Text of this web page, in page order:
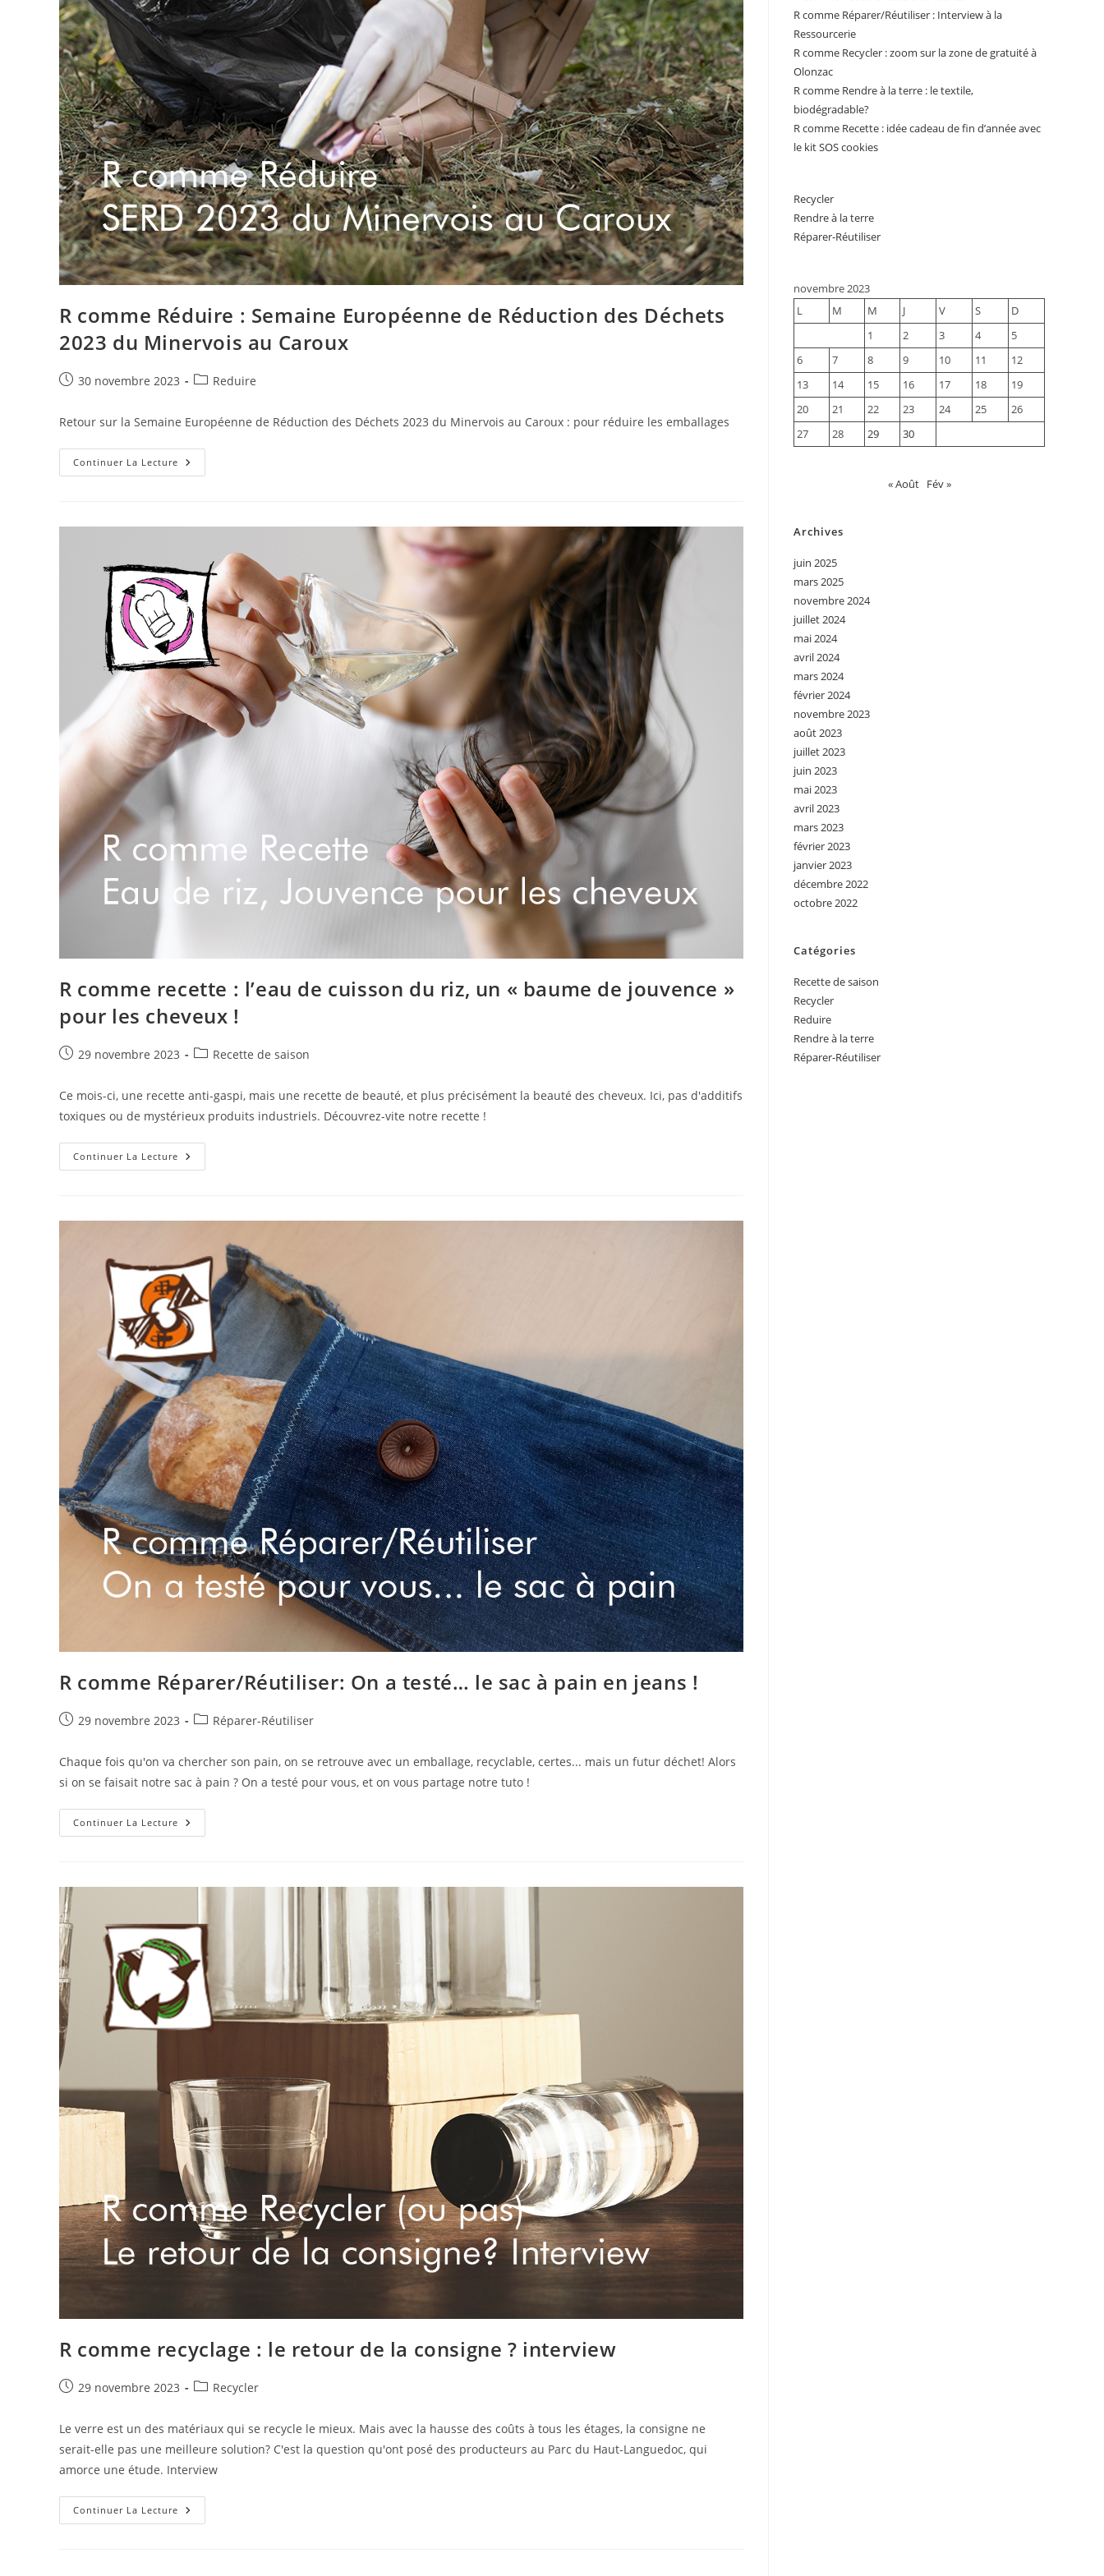
R comme Réduire : Semaine Européenne de Réduction des Déchets
2023 du Minervois au Caroux
Publication
30 novembre 2023
PostReduire
Retour sur la Semaine Européenne de Réduction des Déchets 2023 du Minervois au Caroux : pour réduire les emballages
Continuer La Lecture
Comme
De
Déchets
2023
Du
Minervois
Au
Caroux
R comme recette : l’eau de cuisson du riz, un « baume de jouvence »
pour les cheveux !
Publication
29 novembre 2023
PostRecette de saison
Ce mois-ci, une recette anti-gaspi, mais une recette de beauté, et plus précisément la beauté des cheveux. Ici, pas d'additifs
toxiques ou de mystérieux produits industriels. Découvrez-vite notre recette !
Continuer La Lecture
Comme
Cuisson
Un
«
Baume
De
Jouvence
»
Pour
Les
Cheveux
!
R comme Réparer/Réutiliser: On a testé… le sac à pain en jeans !
Publication
29 novembre 2023
PostRéparer-Réutiliser
Chaque fois qu'on va chercher son pain, on se retrouve avec un emballage, recyclable, certes... mais un futur déchet! Alors
si on se faisait notre sac à pain ? On a testé pour vous, et on vous partage notre tuto !
Continuer La Lecture
Comme
Le
Pain En
Jeans
!
R comme recyclage : le retour de la consigne ? interview
Publication
29 novembre 2023
PostRecycler
Le verre est un des matériaux qui se recycle le mieux. Mais avec la hausse des coûts à tous les étages, la consigne ne
serait-elle pas une meilleure solution? C'est la question qu'ont posé des producteurs au Parc du Haut-Languedoc, qui
amorce une étude. Interview
Continuer La Lecture
Comme
R comme Réparer/Réutiliser : Interview à la
Ressourcerie
R comme Recycler : zoom sur la zone de gratuité à
Olonzac
R comme Rendre à la terre : le textile,
biodégradable?
R comme Recette : idée cadeau de fin d’année avec
le kit SOS cookies
Recycler
Rendre à la terre
Réparer-Réutiliser
novembre 2023
L
M M J V S
D
1
2 3 4
5
6
7 8 9 10 11
12
13
14 15 16 17 18
19
20
21 22 23 24 25
26
27
28 29 30
« Août Fév »
Archives
juin 2025
mars 2025
novembre 2024
juillet 2024
mai 2024
avril 2024
mars 2024
février 2024
novembre 2023
août 2023
juillet 2023
juin 2023
mai 2023
avril 2023
mars 2023
février 2023
janvier 2023
décembre 2022
octobre 2022
Catégories
Recette de saison
Recycler
Reduire
Rendre à la terre
Réparer-Réutiliser